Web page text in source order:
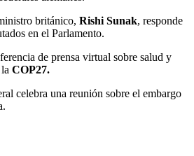
británico, Rishi Sunak, responde
en el Parlamento.
de prensa virtual sobre salud y
COP27.
celebra una reunión sobre el embargo